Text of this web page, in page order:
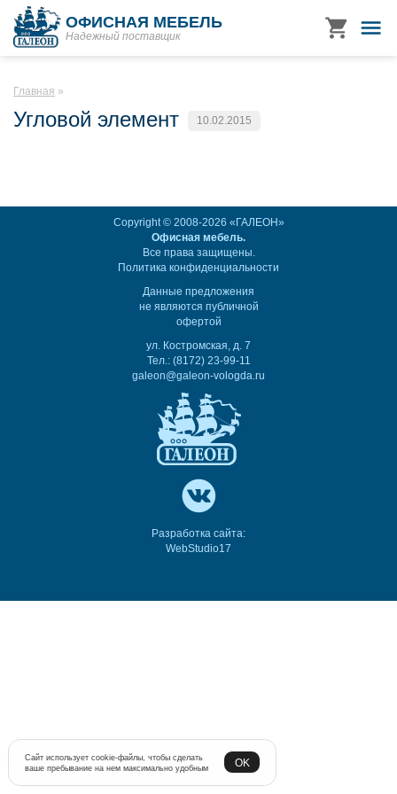
ОФИСНАЯ МЕБЕЛЬ
Надежный поставщик
Главная
Угловой элемент 10.02.2015
Copyright © 2008-2026 «ГАЛЕОН»
Офисная мебель.
Все права защищены.
Политика конфиденциальности
Данные предложения
не являются публичной
офертой
ул. Костромская, д. 7
Тел.: (8172) 23-99-11
galeon@galeon-vologda.ru
Разработка сайта:
WebStudio17
Сайт использует cookie-файлы, чтобы сделать
ваше пребывание на нем максимально удобным
OK